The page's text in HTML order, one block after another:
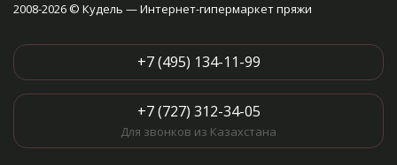
2008-2026 © Кудель — Интернет-гипермаркет пряжи
+7 (495) 134-11-99
+7 (727) 312-34-05
Для звонков из Казахстана